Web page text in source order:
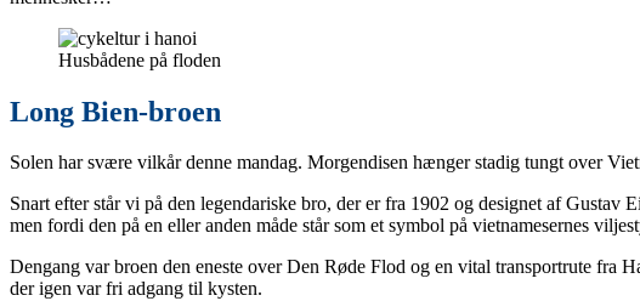
Husbådene på floden
Long Bien-broen
Solen har svære vilkår denne mandag. Morgendisen hænger stadig tungt over
Snart efter står vi på den legendariske bro, der er fra 1902 og designet af
men fordi den på en eller anden måde står som et symbol på vietnamesernes
Dengang var broen den eneste over Den Røde Flod og en vital transportrute fra
der igen var fri adgang til kysten.